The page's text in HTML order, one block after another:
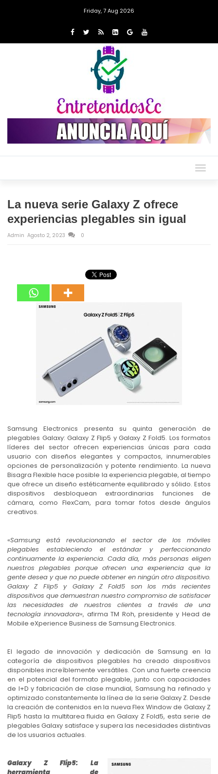
Friday, 7 Aug 2026
La nueva serie Galaxy Z ofrece
experiencias plegables sin igual
Admin Agosto 2, 2023 0
Samsung Electronics presenta su quinta generación de
plegables Galaxy: Galaxy Z Flip5 y Galaxy Z Fold5. Los formatos
líderes del sector ofrecen experiencias únicas para cada
usuario con diseños elegantes y compactos, innumerables
opciones de personalización y potente rendimiento. La nueva
Bisagra Flexible hace posible la experiencia plegable, al tiempo
que ofrece un diseño estéticamente equilibrado y sólido. Estos
dispositivos desbloquean extraordinarias funciones de
cámara, como FlexCam, para tomar fotos desde ángulos
creativos.
«Samsung está revolucionando el sector de los móviles
plegables estableciendo el estándar y perfeccionando
continuamente la experiencia. Cada día, más personas eligen
nuestros plegables porque ofrecen una experiencia que la
gente desea y que no puede obtener en ningún otro dispositivo.
Galaxy Z Flip5 y Galaxy Z Fold5 son los más recientes
dispositivos que demuestran nuestro compromiso de satisfacer
las necesidades de nuestros clientes a través de una
tecnología innovadora«, afirma TM Roh, presidente y Head de
Mobile eXperience Business de Samsung Electronics.
El legado de innovación y dedicación de Samsung en la
categoría de dispositivos plegables ha creado dispositivos
disponibles increíblemente versátiles. Con una fuerte creencia
en el potencial del formato plegable, junto con capacidades
de I+D y fabricación de clase mundial, Samsung ha refinado y
optimizado constantemente la línea de la serie Galaxy Z. Desde
la creación de contenidos en la nueva Flex Window de Galaxy Z
Flip5 hasta la multitarea fluida en Galaxy Z Fold5, esta serie de
plegables Galaxy satisface y supera las necesidades distintivas
de los usuarios actuales.
Galaxy Z Flip5: La
herramienta de